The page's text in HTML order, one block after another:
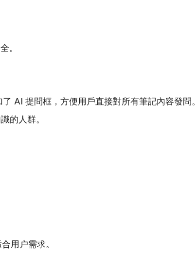
。
AI 提問框，方便用戶直接對所有筆記內容發問。
的人群。
用户需求。